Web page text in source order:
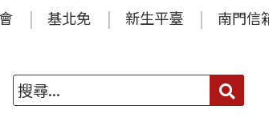
基北免 新生平臺 南門信
搜